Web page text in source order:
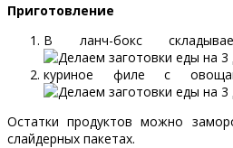
Приготовление
В ланч-бокс
куриное филе с
Остатки продуктов можно
слайдерных пакетах.